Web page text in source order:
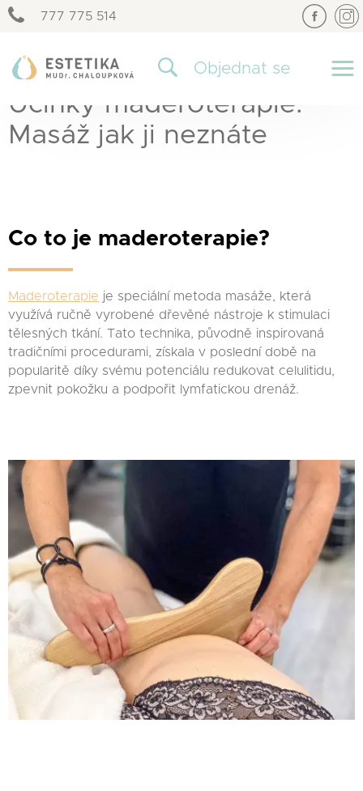
777 775 514
Objednat se
Účinky maderoterapie:
Masáž jak ji neznáte
Co to je maderoterapie?
Maderoterapie je speciální metoda masáže, která
využívá ručně vyrobené dřevěné nástroje k stimulaci
tělesných tkání. Tato technika, původně inspirovaná
tradičními procedurami, získala v poslední době na
popularitě díky svému potenciálu redukovat celulitidu,
zpevnit pokožku a podpořit lymfatickou drenáž.
×